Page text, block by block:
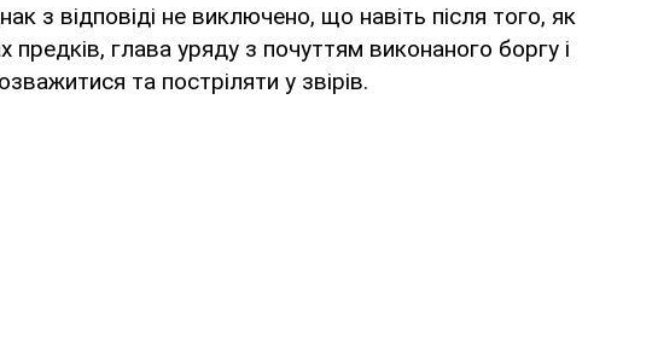
з відповіді не виключено, що навіть після того, як
предків, глава уряду з почуттям виконаного боргу і
та постріляти у звірів.